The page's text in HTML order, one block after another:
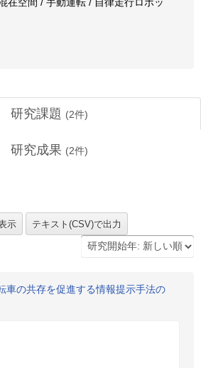
研究課題 (2件)
研究成果 (2件)
車の共存を促進する情報提示手法の